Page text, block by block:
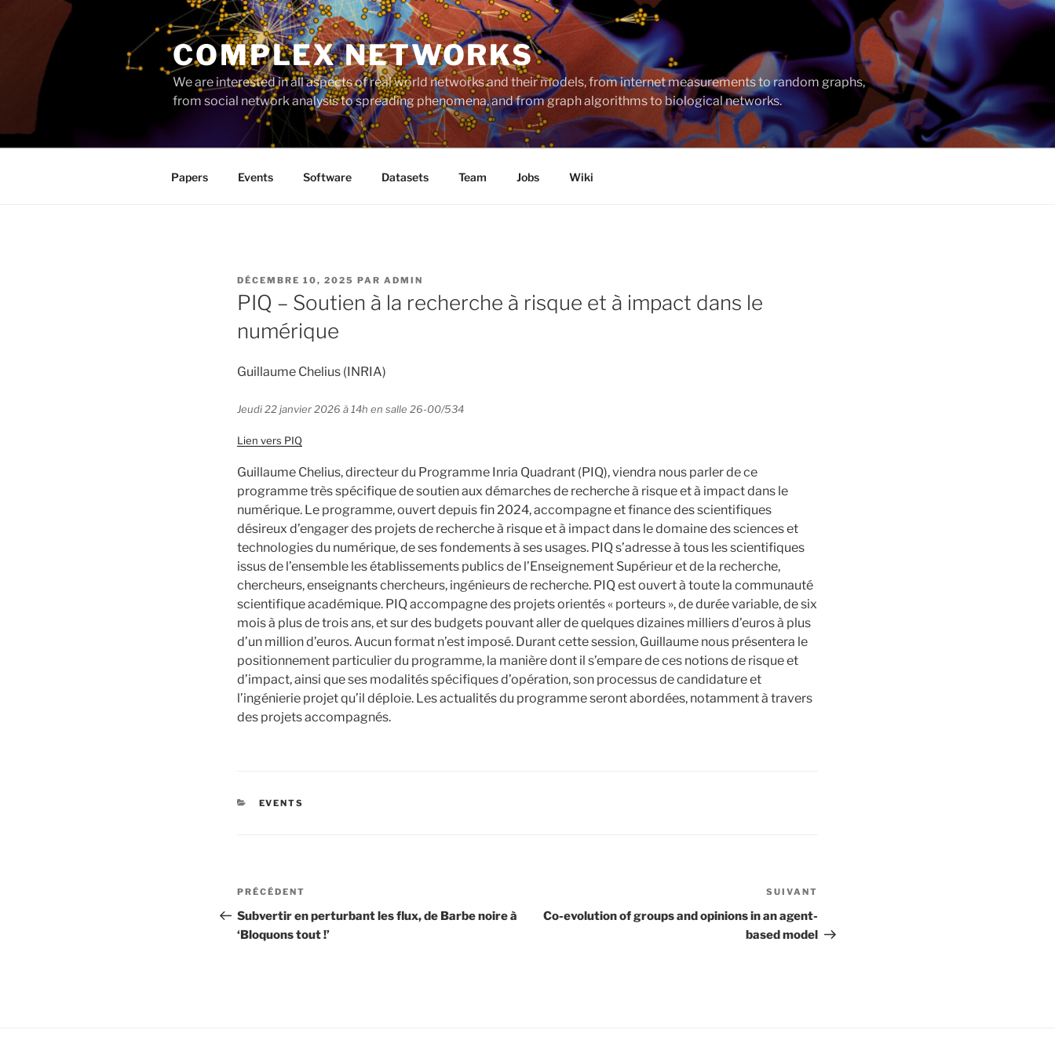
principal
COMPLEX NETWORKS
We are interested in all aspects of real world networks and their models, from internet measurements to random graphs,
from social network analysis to spreading phenomena, and from graph algorithms to biological networks.
Papers Events Software Datasets Team Jobs Wiki
PUBLIÉ
LE
DÉCEMBRE 10, 2025 PAR ADMIN
PIQ – Soutien à la recherche à risque et à impact dans le
numérique
Guillaume Chelius (INRIA)
Jeudi 22 janvier 2026 à 14h en salle 26-00/534
Lien vers PIQ
Guillaume Chelius, directeur du Programme Inria Quadrant (PIQ), viendra nous parler de ce
programme très spécifique de soutien aux démarches de recherche à risque et à impact dans le
numérique. Le programme, ouvert depuis fin 2024, accompagne et finance des scientifiques
désireux d’engager des projets de recherche à risque et à impact dans le domaine des sciences et
technologies du numérique, de ses fondements à ses usages. PIQ s’adresse à tous les scientifiques
issus de l’ensemble les établissements publics de l’Enseignement Supérieur et de la recherche,
chercheurs, enseignants chercheurs, ingénieurs de recherche. PIQ est ouvert à toute la communauté
scientifique académique. PIQ accompagne des projets orientés « porteurs », de durée variable, de six
mois à plus de trois ans, et sur des budgets pouvant aller de quelques dizaines milliers d’euros à plus
d’un million d’euros. Aucun format n’est imposé. Durant cette session, Guillaume nous présentera le
positionnement particulier du programme, la manière dont il s’empare de ces notions de risque et
d’impact, ainsi que ses modalités spécifiques d’opération, son processus de candidature et
l’ingénierie projet qu’il déploie. Les actualités du programme seront abordées, notamment à travers
des projets accompagnés.
CATÉGORIES
EVENTS
Navigation
de
l’article
Article
précédent
PRÉCÉDENT
Subvertir en perturbant les flux, de Barbe noire à
‘Bloquons tout !’
SUIVANT
Co-evolution of groups and opinions in an agent-
based model